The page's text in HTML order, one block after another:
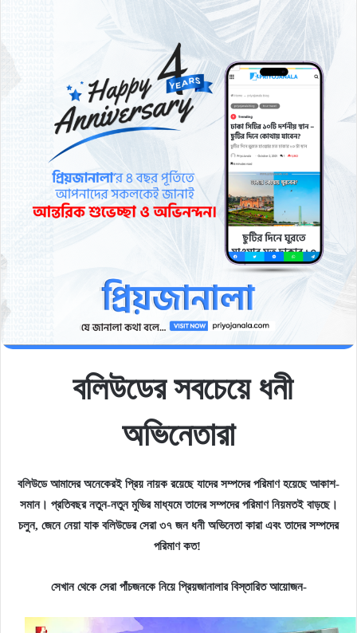
বলিউডের সবচেয়ে ধনী
অভিনেতারা
বলিউডে আমাদের অনেকেরই প্রিয় নায়ক রয়েছে যাদের সম্পদের পরিমাণ হয়েছে আকাশ-
সমান। প্রতিবছর নতুন-নতুন মুভির মাধ্যমে তাদের সম্পদের পরিমাণ নিয়মতই বাড়ছে।
চলুন, জেনে নেয়া যাক বলিউডের সেরা ৩৭ জন ধনী অভিনেতা কারা এবং তাদের সম্পদের
পরিমাণ কত!
সেখান থেকে সেরা পাঁচজনকে নিয়ে প্রিয়জানালার বিস্তারিত আয়োজন-